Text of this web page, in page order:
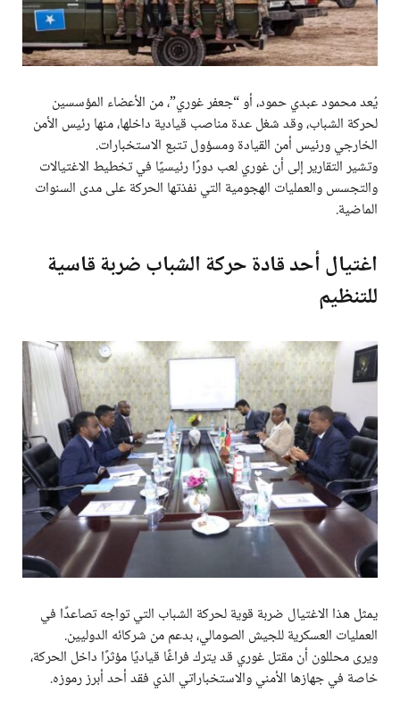
يُعد محمود عبدي حمود، أو “جعفر غوري”، من الأعضاء المؤسسين
لحركة الشباب، وقد شغل عدة مناصب قيادية داخلها، منها رئيس الأمن
الخارجي ورئيس أمن القيادة ومسؤول تتبع الاستخبارات.
وتشير التقارير إلى أن غوري لعب دورًا رئيسيًا في تخطيط الاغتيالات
والتجسس والعمليات الهجومية التي نفذتها الحركة على مدى السنوات
الماضية.
اغتيال أحد قادة حركة الشباب ضربة قاسية
للتنظيم
يمثل هذا الاغتيال ضربة قوية لحركة الشباب التي تواجه تصاعدًا في
العمليات العسكرية للجيش الصومالي، بدعم من شركائه الدوليين.
ويرى محللون أن مقتل غوري قد يترك فراغًا قياديًا مؤثرًا داخل الحركة،
خاصة في جهازها الأمني والاستخباراتي الذي فقد أحد أبرز رموزه.